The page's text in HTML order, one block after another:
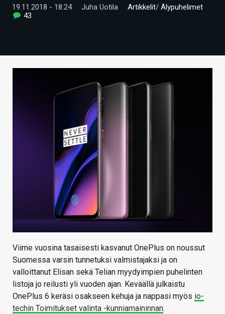
ARTIKKELIT
TECHBBS
19.11.2018 - 18:24 Juha Uotila Artikkelit/ Älypuhelimet
43
Viime vuosina tasaisesti kasvanut OnePlus on noussut
Suomessa varsin tunnetuksi valmistajaksi ja on
valloittanut Elisan sekä Telian myydyimpien puhelinten
listoja jo reilusti yli vuoden ajan. Keväällä julkaistu
OnePlus 6 keräsi osakseen kehuja ja nappasi myös io-
techin Toimitukset valinta -kunniamaininnan.